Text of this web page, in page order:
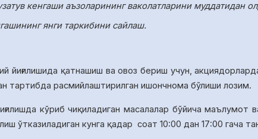
кенгаши аъзоларининг ваколатларини муддатидан
янги таркибини сайлаш.
йиғилишида қатнашиш ва овоз бериш учун,
тартибда расмийлаштирилган ишончнома бўлиши лозим.
кўриб чиқиладиган масалалар бўйичамаълумот
ўтказиладиган кунга қадар соат 10:00 дан 17:00 гача